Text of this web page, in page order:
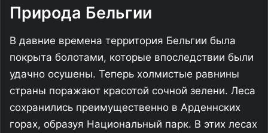
Природа Бельгии
В давние времена территория Бельгии была
покрыта болотами, которые впоследствии были
удачно осушены. Теперь холмистые равнины
страны поражают красотой сочной зелени. Леса
сохранились преимущественно в Арденнских
горах, образуя Национальный парк. В этих лесах